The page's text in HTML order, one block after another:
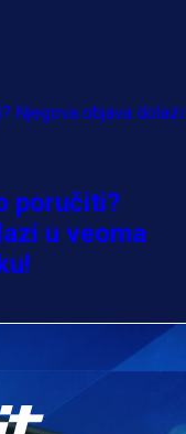
poručiti?
u veoma